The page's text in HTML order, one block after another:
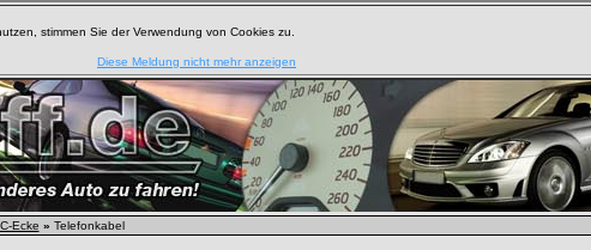
stimmen Sie der Verwendung von Cookies zu.
Diese Meldung nicht mehr anzeigen
Ecke » Telefonkabel